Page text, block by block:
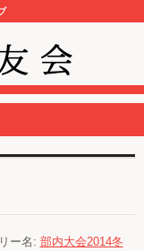
ー名: 部内大会2014冬